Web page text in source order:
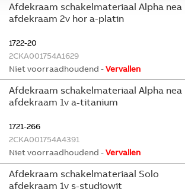
Afdekraam schakelmateriaal Alpha nea
afdekraam 2v hor a-platin
1722-20
2CKA001754A1629
Niet voorraadhoudend -Vervallen
Afdekraam schakelmateriaal Alpha nea
afdekraam 1v a-titanium
1721-266
2CKA001754A4391
Niet voorraadhoudend -Vervallen
Afdekraam schakelmateriaal Solo
afdekraam 1v s-studiowit